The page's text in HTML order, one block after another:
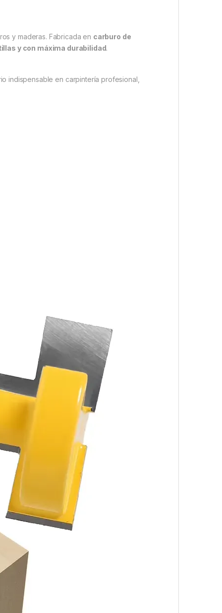
y maderas. Fabricada en carburo de
y con máxima durabilidad.
indispensable en carpintería profesional,